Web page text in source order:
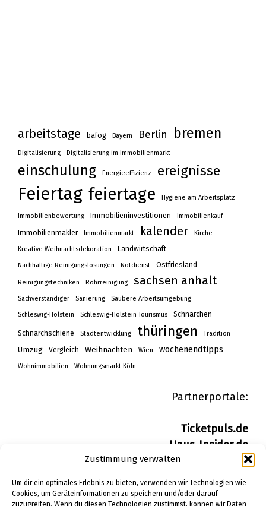
Zustimmung verwalten
Um dir ein optimales Erlebnis zu bieten, verwenden wir Technologien wie
Cookies, um Geräteinformationen zu speichern und/oder darauf
zuzugreifen. Wenn du diesen Technologien zustimmst, können wir Daten
arbeitstage bafög Bayern Berlin bremen
Digitalisierung Digitalisierung im Immobilienmarkt
einschulung Energieeffizienz ereignisse
Feiertag feiertage Hygiene am Arbeitsplatz
Immobilienbewertung Immobilieninvestitionen Immobilienkauf
Immobilienmakler Immobilienmarkt kalender Kirche
Kreative Weihnachtsdekoration Landwirtschaft
Nachhaltige Reinigungslösungen Notdienst Ostfriesland
Reinigungstechniken Rohrreinigung sachsen anhalt
Sachverständiger Sanierung Saubere Arbeitsumgebung
Schleswig-Holstein Schleswig-Holstein Tourismus Schnarchen
Schnarchschiene Stadtentwicklung thüringen Tradition
Umzug Vergleich Weihnachten Wien wochenendtipps
Wohnimmobilien Wohnungsmarkt Köln
Partnerportale:
Ticketpuls.de
Haus-Insider.de
Wohn-Insider.de
Bau-Insider.de